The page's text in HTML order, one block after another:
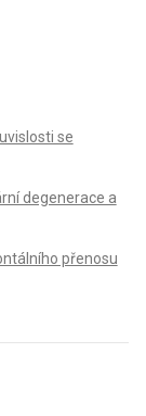
se
degenerace a
přenosu